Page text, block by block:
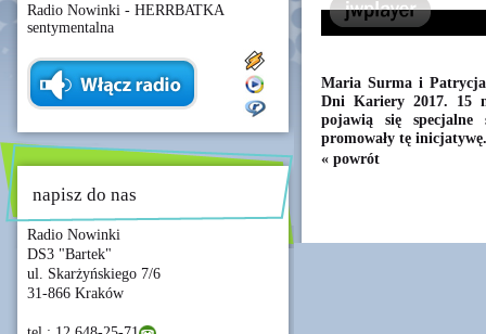
Radio Nowinki - HERRBATKA
sentymentalna
napisz do nas
Radio Nowinki
DS3 "Bartek"
ul. Skarżyńskiego 7/6
31-866 Kraków
Maria Surma i
Dni Kariery 2017. 15
pojawią się
promowały tę inicjatywę.
« powrót